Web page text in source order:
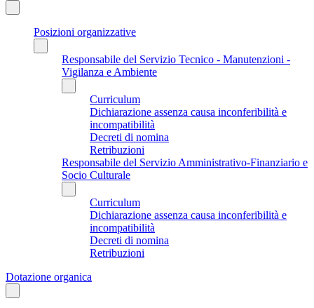
Posizioni organizzative
Responsabile del Servizio Tecnico - Manutenzioni -
Vigilanza e Ambiente
Curriculum
Dichiarazione assenza causa inconferibilità e
incompatibilità
Decreti di nomina
Retribuzioni
Responsabile del Servizio Amministrativo-Finanziario e
Socio Culturale
Curriculum
Dichiarazione assenza causa inconferibilità e
incompatibilità
Decreti di nomina
Retribuzioni
Dotazione organica